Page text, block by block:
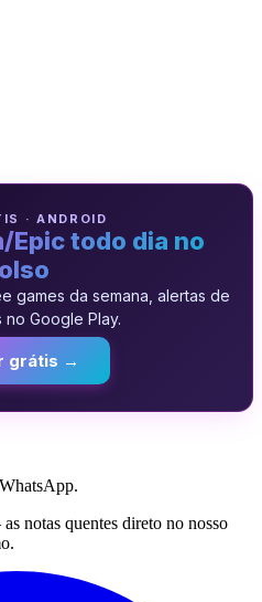
· ANDROID
Epic todo dia no
games da semana, alertas de
no Google Play.
grátis →
notas quentes direto no nosso